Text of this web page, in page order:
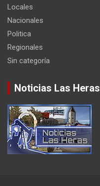
Locales
Nacionales
Politica
Regionales
Sin categoría
Noticias Las Heras